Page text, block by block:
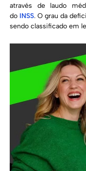
através de laudo
do INSS. O grau da
sendo classificado em